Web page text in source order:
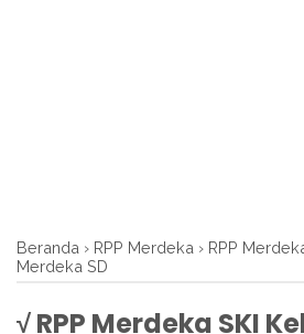
Beranda › RPP Merdeka › RPP
Merdeka SD
√ RPP Merdeka SKI